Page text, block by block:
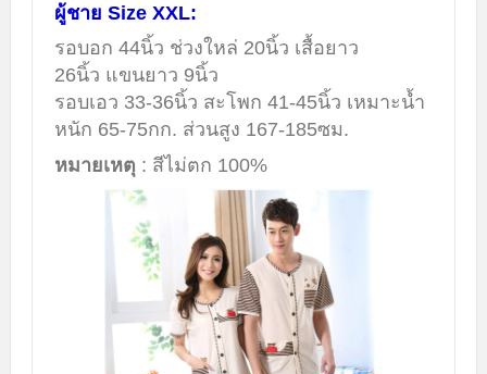
ผู้ชาย Size XXL:
รอบอก 44นิ้ว ช่วงใหล่ 20นิ้ว เสื้อยาว
26นิ้ว แขนยาว 9นิ้ว
รอบเอว 33-36นิ้ว สะโพก 41-45นิ้ว เหมาะน้ำ
หนัก 65-75กก. ส่วนสูง 167-185ซม.
หมายเหตุ : สีไม่ตก 100%